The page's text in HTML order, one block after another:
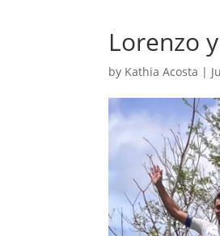
Lorenzo
by Kathia Acosta |